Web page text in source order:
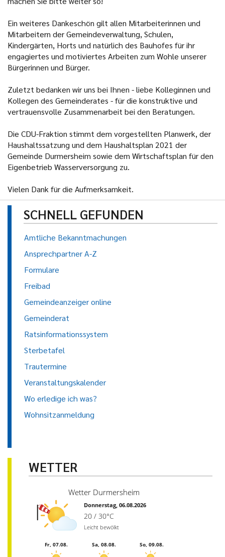
Ein weiteres Dankeschön gilt allen Mitarbeiterinnen und
Mitarbeitern der Gemeindeverwaltung, Schulen,
Kindergärten, Horts und natürlich des Bauhofes für ihr
engagiertes und motiviertes Arbeiten zum Wohle unserer
Bürgerinnen und Bürger.
Zuletzt bedanken wir uns bei Ihnen - liebe Kolleginnen und
Kollegen des Gemeinderates - für die konstruktive und
vertrauensvolle Zusammenarbeit bei den Beratungen.
Die CDU-Fraktion stimmt dem vorgestellten Planwerk, der
Haushaltssatzung und dem Haushaltsplan 2021 der
Gemeinde Durmersheim sowie dem Wirtschaftsplan für den
Eigenbetrieb Wasserversorgung zu.
Vielen Dank für die Aufmerksamkeit.
SCHNELL GEFUNDEN
Amtliche Bekanntmachungen
Ansprechpartner A-Z
Formulare
Freibad
Gemeindeanzeiger online
Gemeinderat
Ratsinformationssystem
Sterbetafel
Trautermine
Veranstaltungskalender
Wo erledige ich was?
Wohnsitzanmeldung
WETTER
Wetter Durmersheim
Donnerstag, 06.08.2026
20 / 30°C
Leicht bewölkt
Fr, 07.08. Sa, 08.08. So, 09.08.